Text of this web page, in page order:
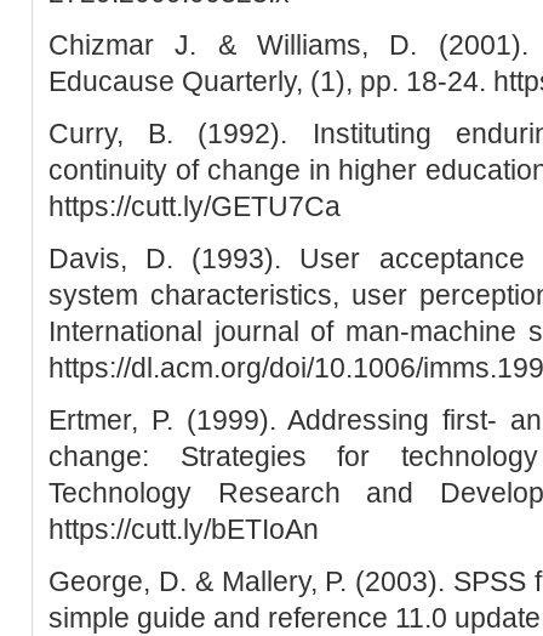
Chizmar J. & Williams, D.
Educause Quarterly, (1), pp. 18-24.
Curry, B. (1992). Instituting
continuity of change in higher
https://cutt.ly/GETU7Ca
Davis, D. (1993). User acceptance
system characteristics, user
International journal of man-machine
https://dl.acm.org/doi/10.1006/
Ertmer, P. (1999). Addressing first-
change: Strategies for
Technology Research and
https://cutt.ly/bETIoAn
George, D. & Mallery, P. (2003).
simple guide and reference 11.0